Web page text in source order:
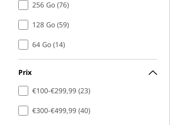
256 Go (76)
128 Go (59)
64 Go (14)
Prix
€100-€299,99 (23)
€300-€499,99 (40)